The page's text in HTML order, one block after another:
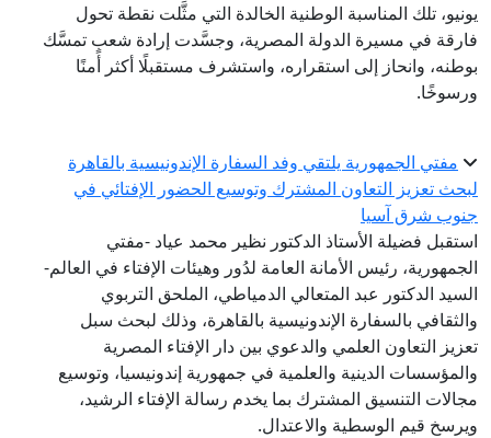
يونيو، تلك المناسبة الوطنية الخالدة التي مثَّلت نقطة تحول
فارقة في مسيرة الدولة المصرية، وجسَّدت إرادة شعبٍ تمسَّك
بوطنه، وانحاز إلى استقراره، واستشرف مستقبلًا أكثر أمنًا
ورسوخًا.
مفتي الجمهورية يلتقي وفد السفارة الإندونيسية بالقاهرة
لبحث تعزيز التعاون المشترك وتوسيع الحضور الإفتائي في
جنوب شرق آسيا
استقبل فضيلة الأستاذ الدكتور نظير محمد عياد -مفتي
الجمهورية، رئيس الأمانة العامة لدُور وهيئات الإفتاء في العالم-
السيد الدكتور عبد المتعالي الدمياطي، الملحق التربوي
والثقافي بالسفارة الإندونيسية بالقاهرة، وذلك لبحث سبل
تعزيز التعاون العلمي والدعوي بين دار الإفتاء المصرية
والمؤسسات الدينية والعلمية في جمهورية إندونيسيا، وتوسيع
مجالات التنسيق المشترك بما يخدم رسالة الإفتاء الرشيد،
ويرسخ قيم الوسطية والاعتدال.